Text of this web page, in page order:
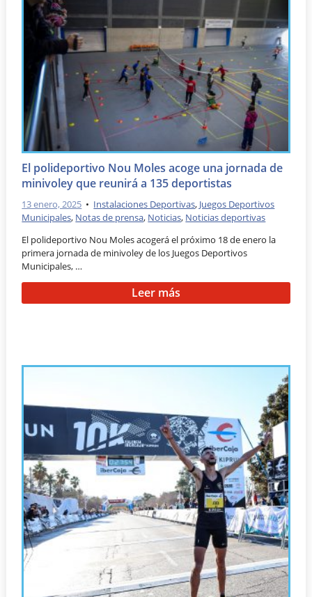
El polideportivo Nou Moles acoge una jornada de
minivoley que reunirá a 135 deportistas
13 enero, 2025 • Instalaciones Deportivas, Juegos Deportivos
Municipales, Notas de prensa, Noticias, Noticias deportivas
El polideportivo Nou Moles acogerá el próximo 18 de enero la
primera jornada de minivoley de los Juegos Deportivos
Municipales, …
Leer más